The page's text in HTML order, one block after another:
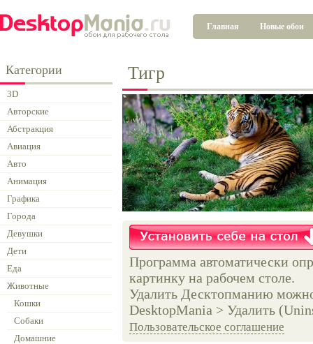
Главная Новые обои
Категории
3D
Авторские
Абстракция
Авиация
Авто
Анимация
Графика
Города
Девушки
Дети
Еда
Животные
Кошки
Собаки
Домашние
Тигр
Программа автоматически
картинку на рабочем столе.
Удалить Десктопманию
DesktopMania > Удалить
Пользовательское соглашение